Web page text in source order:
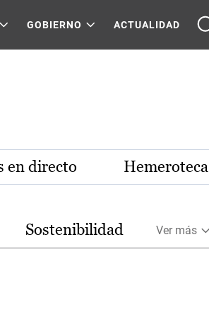
GOBIERNO ACTUALIDAD
en directo Hemeroteca
Sostenibilidad Ver más